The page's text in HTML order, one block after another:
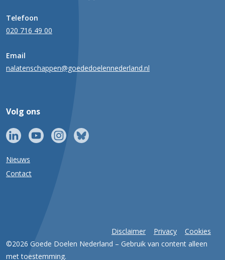
Telefoon
020 716 49 00
Email
nalatenschappen@goededoelennederland.nl
Volg ons
Nieuws
Contact
Disclaimer Privacy
Cookies
©2026 Goede Doelen Nederland – Gebruik van content alleen
met toestemming.